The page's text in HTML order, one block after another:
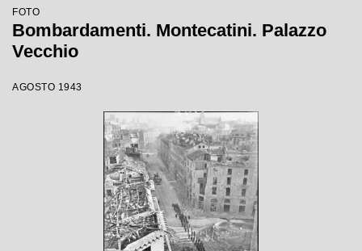
FOTO
Bombardamenti. Montecatini. Palazzo
Vecchio
AGOSTO 1943